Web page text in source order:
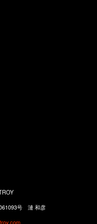
号 漣 和彦